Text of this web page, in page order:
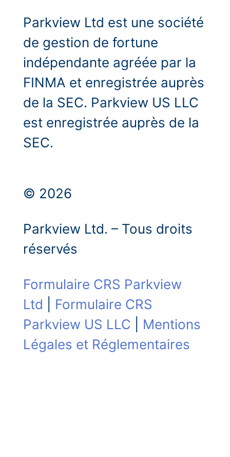
Parkview Ltd est une société
de gestion de fortune
indépendante agréée par la
FINMA et enregistrée auprès
de la SEC. Parkview US LLC
est enregistrée auprès de la
SEC.
© 2026
Parkview Ltd. – Tous droits
réservés
Formulaire CRS Parkview
Ltd
Formulaire CRS
Parkview US LLC
Mentions
Légales et Réglementaires